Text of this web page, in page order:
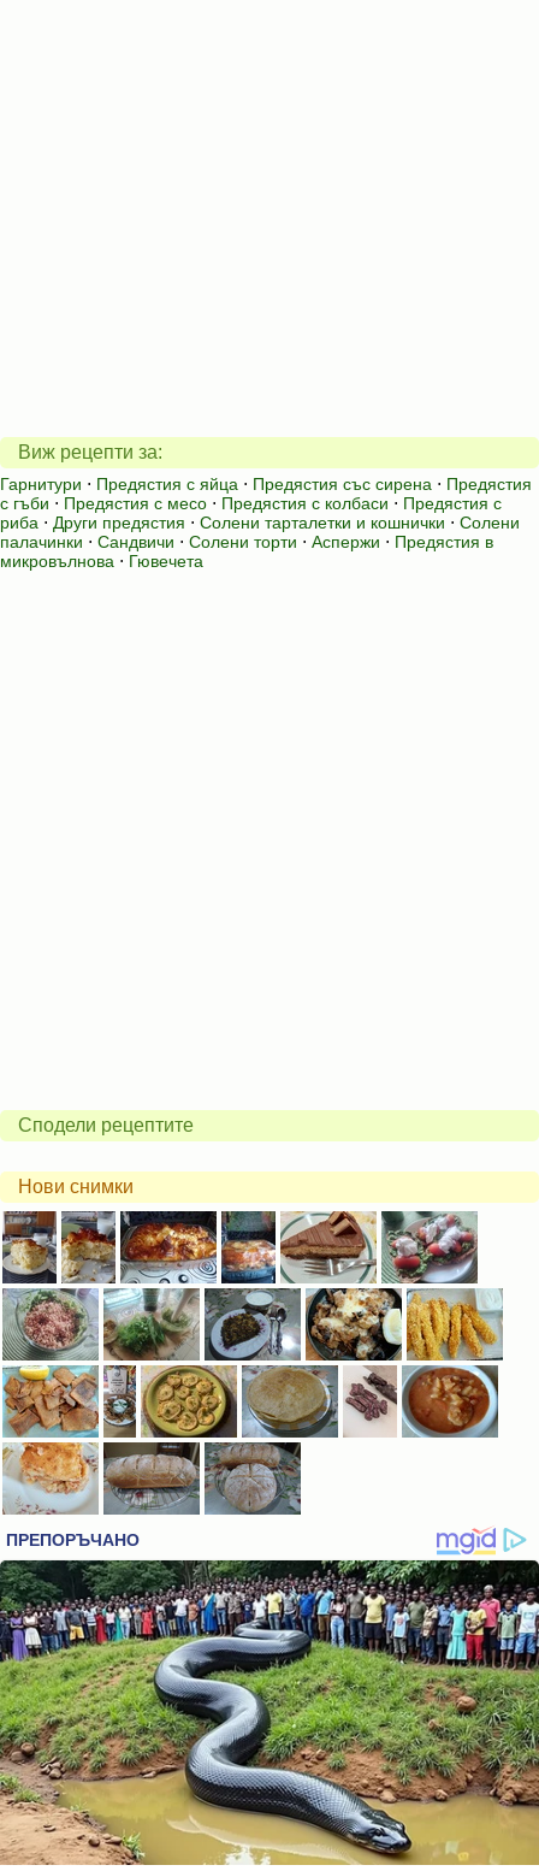
Виж рецепти за:
Гарнитури ⋅ Предястия с яйца ⋅ Предястия със сирена ⋅ Предястия
с гъби ⋅ Предястия с месо ⋅ Предястия с колбаси ⋅ Предястия с
риба ⋅ Други предястия ⋅ Солени тарталетки и кошнички ⋅ Солени
палачинки ⋅ Сандвичи ⋅ Солени торти ⋅ Аспержи ⋅ Предястия в
микровълнова ⋅ Гювечета
Сподели рецептите
Нови снимки